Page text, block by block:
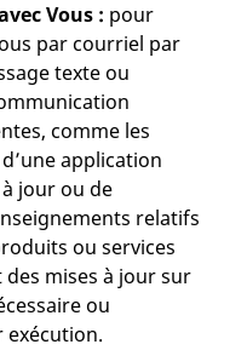
Vous : pour
par courriel par
texte ou
comme les
application
jour ou de
relatifs
ou services
mises à jour sur
ou
exécution.